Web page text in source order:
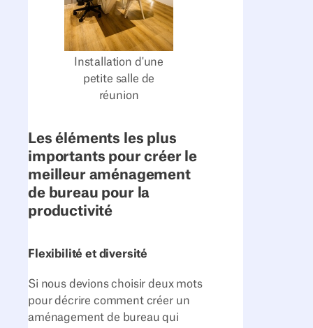
Installation d'une
petite salle de
réunion
Les éléments les plus
importants pour créer le
meilleur aménagement
de bureau pour la
productivité
Flexibilité et diversité
Si nous devions choisir deux mots
pour décrire comment créer un
aménagement de bureau qui